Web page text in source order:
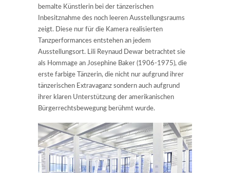
bemalte Künstlerin bei der tänzerischen
Inbesitznahme des noch leeren Ausstellungsraums
zeigt. Diese nur für die Kamera realisierten
Tanzperformances entstehen an jedem
Ausstellungsort. Lili Reynaud Dewar betrachtet sie
als Hommage an Josephine Baker (1906-1975), die
erste farbige Tänzerin, die nicht nur aufgrund ihrer
tänzerischen Extravaganz sondern auch aufgrund
ihrer klaren Unterstützung der amerikanischen
Bürgerrechtsbewegung berühmt wurde.